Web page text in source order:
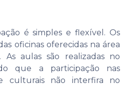
é simples e flexível. Os
oficinas oferecidas na área
aulas são realizadas no
que a participação nas
culturais não interfira no